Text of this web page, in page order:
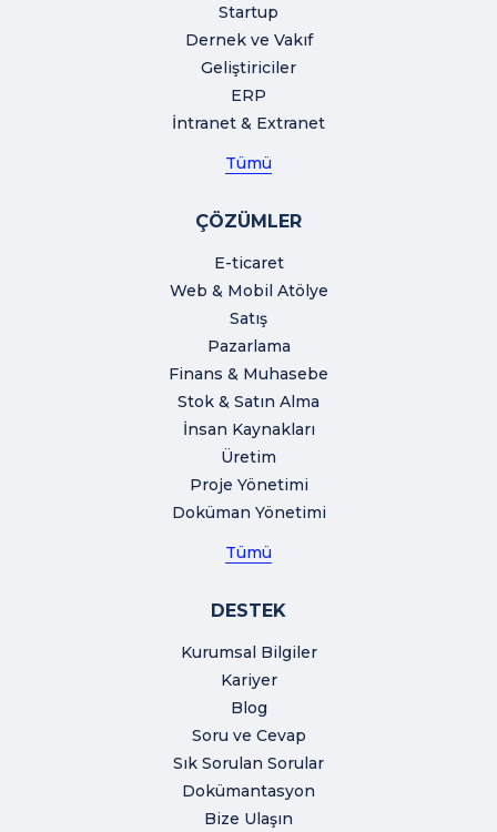
Startup
Dernek ve Vakıf
Geliştiriciler
ERP
İntranet & Extranet
Tümü
ÇÖZÜMLER
E-ticaret
Web & Mobil Atölye
Satış
Pazarlama
Finans & Muhasebe
Stok & Satın Alma
İnsan Kaynakları
Üretim
Proje Yönetimi
Doküman Yönetimi
Tümü
DESTEK
Kurumsal Bilgiler
Kariyer
Blog
Soru ve Cevap
Sık Sorulan Sorular
Dokümantasyon
Bize Ulaşın